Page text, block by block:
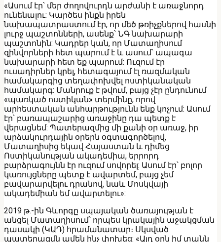
«Ասում էր՝ մեր ժողովուրդն արժանի է առաջնորդ
ունենալու: Կարծես ինքն իրեն
նախապատրաստում էր, որ մեծ թռիչքներով հասնի
լուրջ պաշտոնների, ասենք՝ ՆԳ նախարարի
պաշտոնին: Կադրեր կան, որ Մատաղիսում
զինվորների հետ պարում է և ասում՝ ապագա
նախարարի հետ եք պարում: Ուզում էր
ուսադիրներ կրել, հետագայում էլ ռազմական
համակարգից տեղափոխվել ոստիկանական
համակարգ: Մանրուք է թվում, բայց չէր ընդունում
«պառկած ոստիկան» տերմինը, որով
արհեստական անհարթությունն ենք կոչում: Ասում
էր՝ բառապաշարից առաջինը դա պետք է
վերացնեմ: Պատերազմից մի քանի օր առաջ, իր
արձակուրդային օրերն օգտագործելով,
Մատաղիսից եկավ Հայաստան և դիմեց
Ոստիկանության ակադեմիա, երրորդ
բարձրագույնն էր ուզում սովորել: Ասում էր՝ բոլոր
կառույցները պետք է ավարտեմ, բայց չեմ
բավարարվելու դրանով, նաև Մոսկվայի
ակադեմիան եմ ավարտելու»:
2019 թ.-ին Գևորգը սպայական ծառայության է
անցել Մատաղիսում՝ որպես կրակային աջակցման
դասակի (ԿԱԴ) հրամանատար։ Սկսված
պատերազմն ամեն ինչ փոխեց: «Այդ օրն իմ տանն